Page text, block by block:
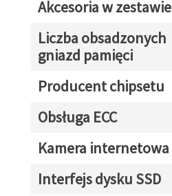
Akcesoria w zestawie
Liczba obsadzonych
gniazd pamięci
Producent chipsetu
Obsługa ECC
Kamera internetowa
Interfejs dysku SSD